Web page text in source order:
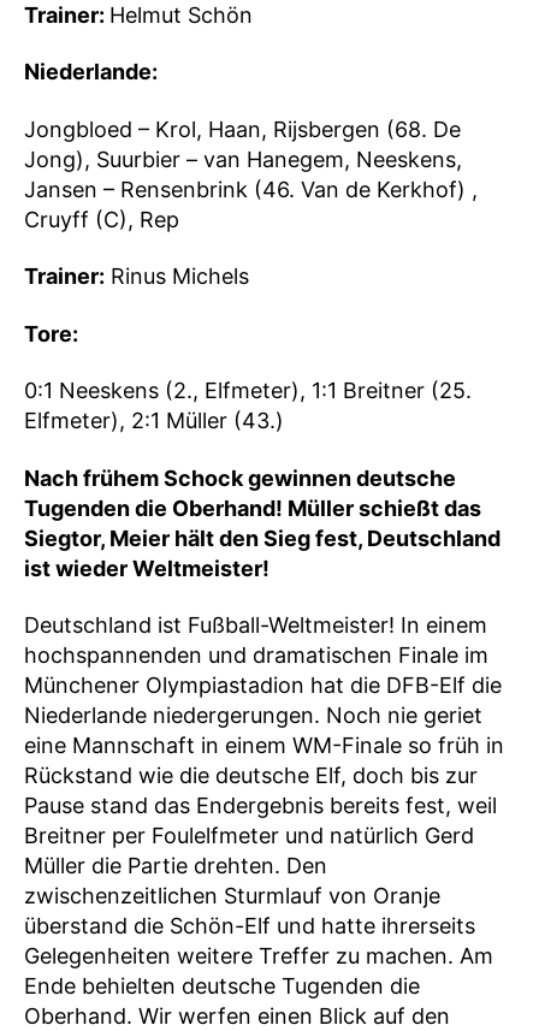
Trainer: Helmut Schön
Niederlande:
Jongbloed – Krol, Haan, Rijsbergen (68. De
Jong), Suurbier – van Hanegem, Neeskens,
Jansen – Rensenbrink (46. Van de Kerkhof) ,
Cruyff (C), Rep
Trainer: Rinus Michels
Tore:
0:1 Neeskens (2., Elfmeter), 1:1 Breitner (25.
Elfmeter), 2:1 Müller (43.)
Nach frühem Schock gewinnen deutsche
Tugenden die Oberhand! Müller schießt das
Siegtor, Meier hält den Sieg fest, Deutschland
ist wieder Weltmeister!
Deutschland ist Fußball-Weltmeister! In einem
hochspannenden und dramatischen Finale im
Münchener Olympiastadion hat die DFB-Elf die
Niederlande niedergerungen. Noch nie geriet
eine Mannschaft in einem WM-Finale so früh in
Rückstand wie die deutsche Elf, doch bis zur
Pause stand das Endergebnis bereits fest, weil
Breitner per Foulelfmeter und natürlich Gerd
Müller die Partie drehten. Den
zwischenzeitlichen Sturmlauf von Oranje
überstand die Schön-Elf und hatte ihrerseits
Gelegenheiten weitere Treffer zu machen. Am
Ende behielten deutsche Tugenden die
Oberhand. Wir werfen einen Blick auf den